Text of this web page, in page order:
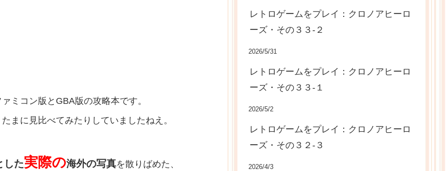
ミコン版とGBA版の攻略本です。
まに見比べてみたりしていましたねえ。
した実際の海外の写真を散りばめた、
レトロゲームをプレイ：クロノアヒーロ
ーズ・その３３-２
2026/5/31
レトロゲームをプレイ：クロノアヒーロ
ーズ・その３３-１
2026/5/2
レトロゲームをプレイ：クロノアヒーロ
ーズ・その３２-３
2026/4/3